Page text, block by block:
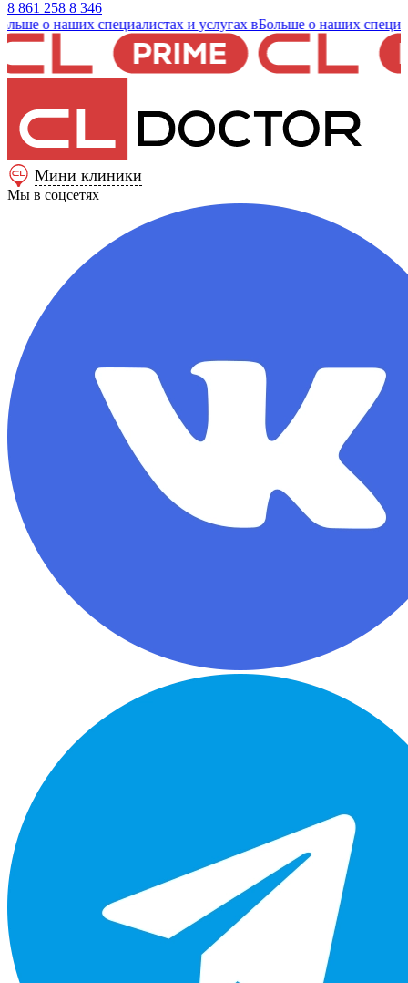
8 861 258 8 346
о наших специалистах и услугах вБольше о наших
Мини клиники
Мы в соцсетях